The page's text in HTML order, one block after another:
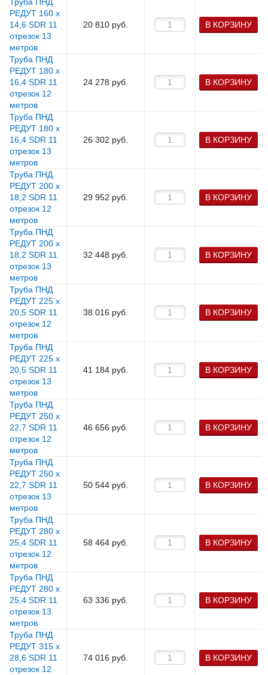
Труба ПНД
РЕДУТ 160 х
14,6 SDR 11
отрезок 13
метров
20 810 руб. В КОРЗИНУ
Труба ПНД
РЕДУТ 180 х
16,4 SDR 11
отрезок 12
метров
24 278 руб. В КОРЗИНУ
Труба ПНД
РЕДУТ 180 х
16,4 SDR 11
отрезок 13
метров
26 302 руб. В КОРЗИНУ
Труба ПНД
РЕДУТ 200 х
18,2 SDR 11
отрезок 12
метров
29 952 руб. В КОРЗИНУ
Труба ПНД
РЕДУТ 200 х
18,2 SDR 11
отрезок 13
метров
32 448 руб. В КОРЗИНУ
Труба ПНД
РЕДУТ 225 х
20,5 SDR 11
отрезок 12
метров
38 016 руб. В КОРЗИНУ
Труба ПНД
РЕДУТ 225 х
20,5 SDR 11
отрезок 13
метров
41 184 руб. В КОРЗИНУ
Труба ПНД
РЕДУТ 250 х
22,7 SDR 11
отрезок 12
метров
46 656 руб. В КОРЗИНУ
Труба ПНД
РЕДУТ 250 х
22,7 SDR 11
отрезок 13
метров
50 544 руб. В КОРЗИНУ
Труба ПНД
РЕДУТ 280 х
25,4 SDR 11
отрезок 12
метров
58 464 руб. В КОРЗИНУ
Труба ПНД
РЕДУТ 280 х
25,4 SDR 11
отрезок 13
метров
63 336 руб. В КОРЗИНУ
Труба ПНД
РЕДУТ 315 х
28,6 SDR 11
отрезок 12
74 016 руб. В КОРЗИНУ